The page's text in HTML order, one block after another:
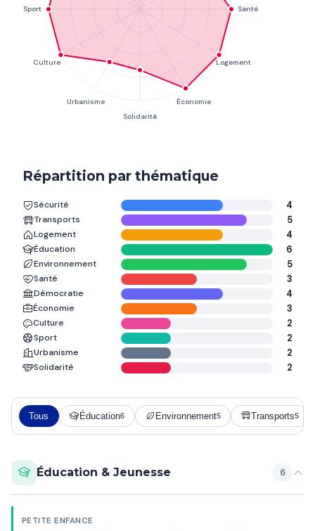
Répartition par thématique
Sécurité 4
Transports 5
Logement 4
Éducation 6
Environnement 5
Santé 3
Démocratie 4
Économie 3
Culture 2
Sport 2
Urbanisme 2
Solidarité 2
Tous Éducation6 Environnement5 Transports5
Éducation & Jeunesse 6
PETITE ENFANCE